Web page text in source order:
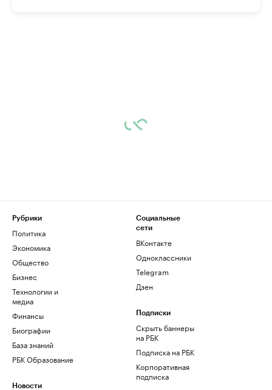
Рубрики
Политика
Экономика
Общество
Бизнес
Технологии и
медиа
Финансы
Биографии
База знаний
РБК Образование
Новости
Социальные
сети
ВКонтакте
Одноклассники
Telegram
Дзен
Подписки
Скрыть баннеры
на РБК
Подписка на РБК
Корпоративная
подписка